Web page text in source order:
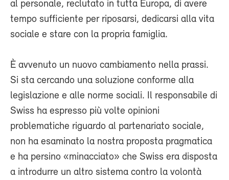
al personale, reclutato in tutta Europa, di avere
tempo sufficiente per riposarsi, dedicarsi alla vita
sociale e stare con la propria famiglia.
È avvenuto un nuovo cambiamento nella prassi.
Si sta cercando una soluzione conforme alla
legislazione e alle norme sociali. Il responsabile di
Swiss ha espresso più volte opinioni
problematiche riguardo al partenariato sociale,
non ha esaminato la nostra proposta pragmatica
e ha persino «minacciato» che Swiss era disposta
a introdurre un altro sistema contro la volontà